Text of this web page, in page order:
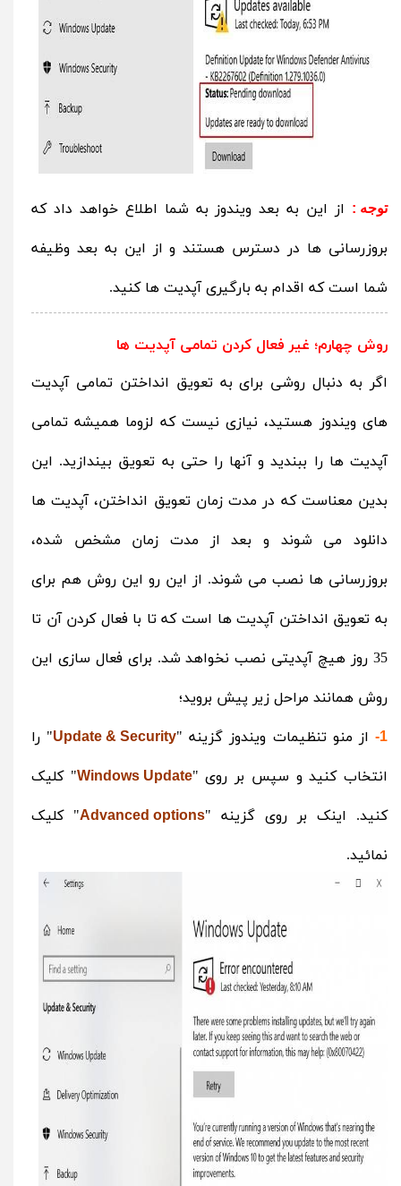
توجه : از این به بعد ویندوز به شما اطلاع خواهد داد که
بروزرسانی ها در دسترس هستند و از این به بعد وظیفه
شما است که اقدام به بارگیری آپدیت ها کنید.
روش چهارم؛ غیر فعال کردن تمامی آپدیت ها
اگر به دنبال روشی برای به تعویق انداختن تمامی آپدیت
های ویندوز هستید، نیازی نیست که لزوما همیشه تمامی
آپدیت ها را ببندید و آنها را حتی به تعویق بیندازید. این
بدین معناست که در مدت زمان تعویق انداختن، آپدیت ها
دانلود می شوند و بعد از مدت زمان مشخص شده،
بروزرسانی ها نصب می شوند. از این رو این روش هم برای
به تعویق انداختن آپدیت ها است که تا با فعال کردن آن تا
35 روز هیچ آپدیتی نصب نخواهد شد. برای فعال سازی این
روش همانند مراحل زیر پیش بروید؛
1- از منو تنظیمات ویندوز گزینه "Update & Security" را
انتخاب کنید و سپس بر روی "Windows Update" کلیک
کنید. اینک بر روی گزینه "Advanced options" کلیک
نمائید.